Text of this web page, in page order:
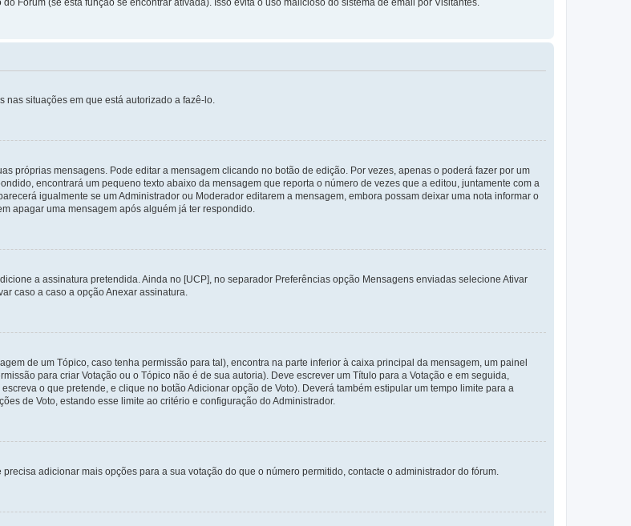
situações em que está autorizado a fazê-lo.
próprias mensagens. Pode editar a mensagem clicando no botão de edição. Por vezes, apenas o poderá fazer por um
encontrará um pequeno texto abaixo da mensagem que reporta o número de vezes que a editou, juntamente com a
igualmente se um Administrador ou Moderador editarem a mensagem, embora possam deixar uma nota informar o
apagar uma mensagem após alguém já ter respondido.
a assinatura pretendida. Ainda no [UCP], no separador Preferências opção Mensagens enviadas selecione Ativar
caso a caso a opção Anexar assinatura.
de um Tópico, caso tenha permissão para tal), encontra na parte inferior à caixa principal da mensagem, um painel
para criar Votação ou o Tópico não é de sua autoria). Deve escrever um Título para a Votação e em seguida,
o que pretende, e clique no botão Adicionar opção de Voto). Deverá também estipular um tempo limite para a
de Voto, estando esse limite ao critério e configuração do Administrador.
adicionar mais opções para a sua votação do que o número permitido, contacte o administrador do fórum.